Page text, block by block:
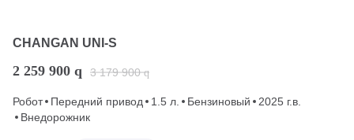
CHANGAN UNI-S
2 259 900 q 3 179 900 q
Робот Передний привод 1.5 л. Бензиновый
2025 г.в.
Внедорожник